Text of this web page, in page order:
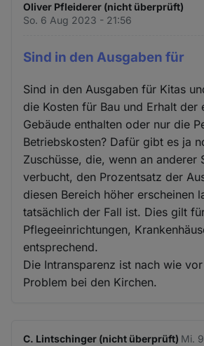
Oliver Pfleiderer (nicht überprüft)
So. 6 Aug 2023 - 21:56
Sind in den Ausgaben für
Sind in den Ausgaben für Kitas
die Kosten für Bau und Erhalt der
Gebäude enthalten oder nur die
Betriebskosten? Dafür gibt es ja
Zuschüsse, die, wenn an anderer
verbucht, den Prozentsatz der
diesen Bereich höher erscheinen
tatsächlich der Fall ist. Dies gilt
Pflegeeinrichtungen,
entsprechend.
Die Intransparenz ist nach wie
Problem bei den Kirchen.
C. Lintschinger (nicht überprüft) Mi.